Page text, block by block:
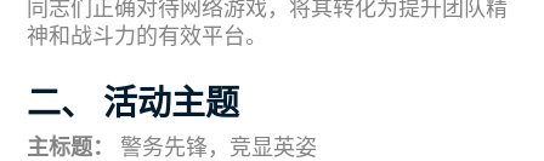
同志们正确对待网络游戏，将其转化为提升团队精
神和战斗力的有效平台。
二、 活动主题
主标题： 警务先锋，竞显英姿